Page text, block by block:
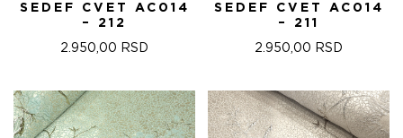
SEDEF CVET AC014
– 212
2.950,00 RSD
SEDEF CVET AC014
– 211
2.950,00 RSD